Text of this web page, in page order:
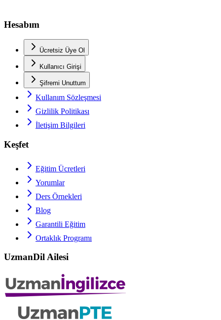
Hesabım
Ücretsiz Üye Ol
Kullanıcı Girişi
Şifremi Unuttum
Kullanım Sözleşmesi
Gizlilik Politikası
İletişim Bilgileri
Keşfet
Eğitim Ücretleri
Yorumlar
Ders Örnekleri
Blog
Garantili Eğitim
Ortaklık Programı
UzmanDil Ailesi